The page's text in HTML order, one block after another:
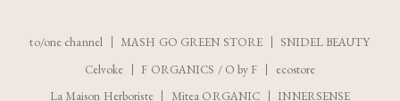
to/one channel MASH GO GREEN STORE
SNIDEL BEAUTY
Celvoke
F ORGANICS / O by F
ecostore
La Maison Herboriste
Mitea ORGANIC INNERSENSE